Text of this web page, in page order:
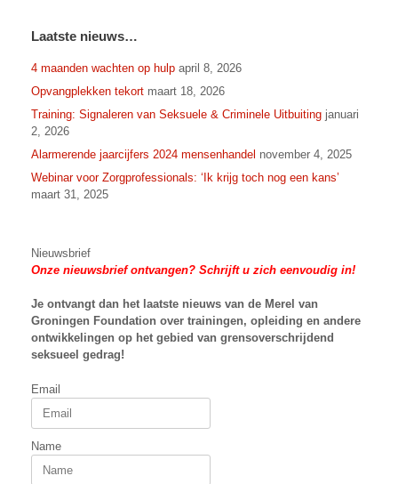
Laatste nieuws…
4 maanden wachten op hulp april 8, 2026
Opvangplekken tekort maart 18, 2026
Training: Signaleren van Seksuele & Criminele Uitbuiting januari
2, 2026
Alarmerende jaarcijfers 2024 mensenhandel november 4, 2025
Webinar voor Zorgprofessionals: ‘Ik krijg toch nog een kans’
maart 31, 2025
Nieuwsbrief
Onze nieuwsbrief ontvangen? Schrijft u zich eenvoudig in!
Je ontvangt dan het laatste nieuws van de Merel van
Groningen Foundation over trainingen, opleiding en andere
ontwikkelingen op het gebied van grensoverschrijdend
seksueel gedrag!
Email
Name